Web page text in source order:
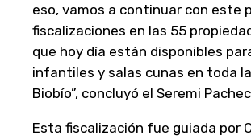
eso, vamos a continuar con este
fiscalizaciones en las 55
que hoy día están disponibles
infantiles y salas cunas en toda
Biobío”, concluyó el Seremi
Esta fiscalización fue guiada por